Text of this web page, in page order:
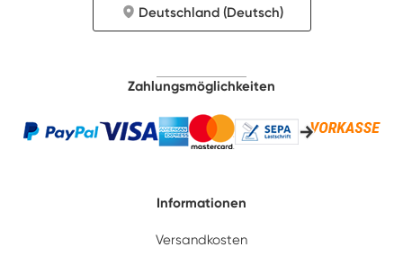
Deutschland (Deutsch)
Zahlungsmöglichkeiten
Informationen
Versandkosten